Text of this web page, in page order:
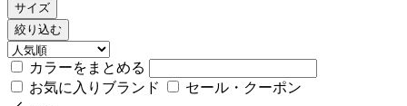
サイズ
絞り込む
カラーをまとめる
お気に入りブランド
セール・クーポン